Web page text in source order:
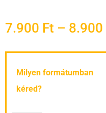
7.900 Ft – 8.900
Milyen formátumban
kéred?